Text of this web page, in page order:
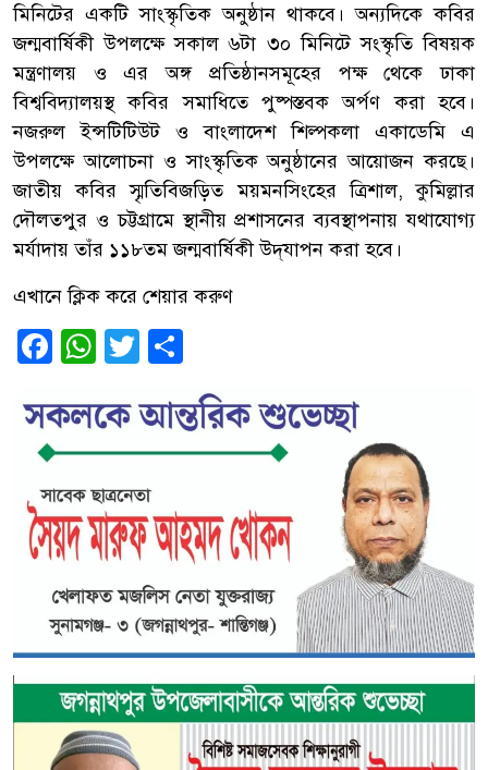
মিনিটের একটি সাংস্কৃতিক অনুষ্ঠান থাকবে। অন্যদিকে কবির
জন্মবার্ষিকী উপলক্ষে সকাল ৬টা ৩০ মিনিটে সংস্কৃতি বিষয়ক
মন্ত্রণালয় ও এর অঙ্গ প্রতিষ্ঠানসমূহের পক্ষ থেকে ঢাকা
বিশ্ববিদ্যালয়স্থ কবির সমাধিতে পুষ্পস্তবক অর্পণ করা হবে।
নজরুল ইন্সটিটিউট ও বাংলাদেশ শিল্পকলা একাডেমি এ
উপলক্ষে আলোচনা ও সাংস্কৃতিক অনুষ্ঠানের আয়োজন করছে।
জাতীয় কবির স্মৃতিবিজড়িত ময়মনসিংহের ত্রিশাল, কুমিল্লার
দৌলতপুর ও চট্টগ্রামে স্থানীয় প্রশাসনের ব্যবস্থাপনায় যথাযোগ্য
মর্যাদায় তাঁর ১১৮তম জন্মবার্ষিকী উদ্‌যাপন করা হবে।
এখানে ক্লিক করে শেয়ার করুণ
Facebook
WhatsApp
Twitter